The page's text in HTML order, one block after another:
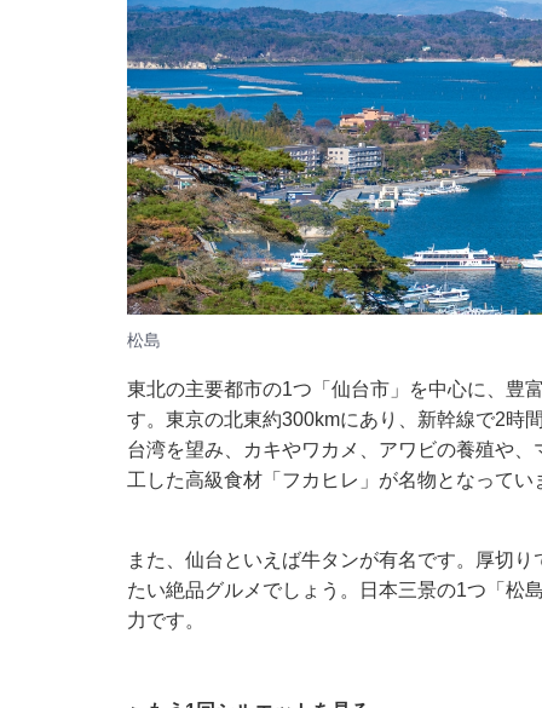
松島
東北の主要都市の1つ「仙台市」を中心に、豊
す。東京の北東約300kmにあり、新幹線で2時
台湾を望み、カキやワカメ、アワビの養殖や
工した高級食材「フカヒレ」が名物となってい
また、仙台といえば牛タンが有名です。厚切
たい絶品グルメでしょう。日本三景の1つ「松
力です。